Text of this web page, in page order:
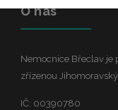
O nás
Nemocnice Břeclav je
zřízenou
IČ: 00390780